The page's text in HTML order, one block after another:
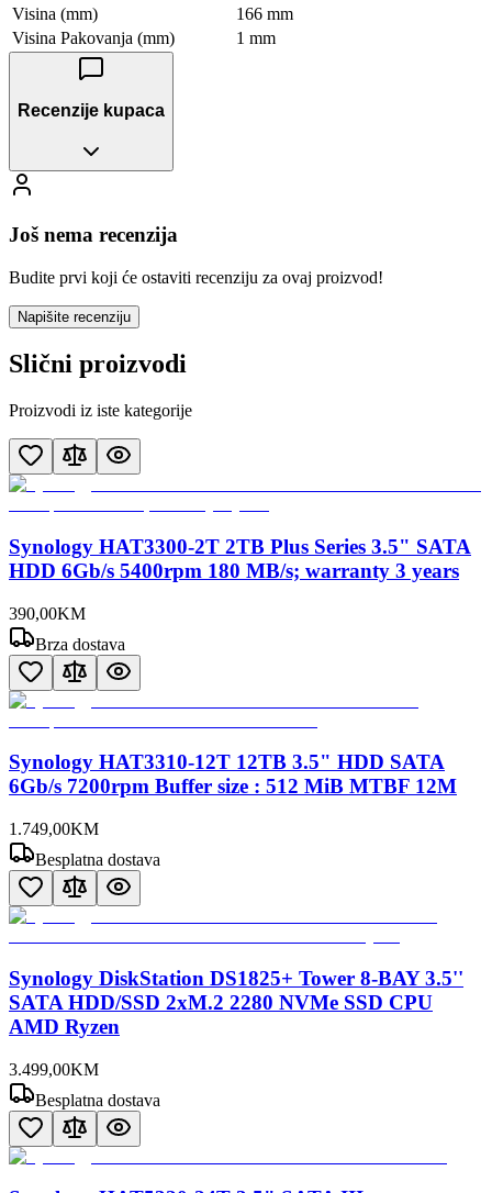
Visina (mm)
166 mm
Visina Pakovanja (mm)
1 mm
Recenzije kupaca
Još nema recenzija
Budite prvi koji će ostaviti recenziju za ovaj proizvod!
Napišite recenziju
Slični proizvodi
Proizvodi iz iste kategorije
Synology HAT3300-2T 2TB Plus Series 3.5" SATA
HDD 6Gb/s 5400rpm 180 MB/s; warranty 3 years
390,00KM
Brza dostava
Synology HAT3310-12T 12TB 3.5" HDD SATA
6Gb/s 7200rpm Buffer size : 512 MiB MTBF 12M
1.749,00KM
Besplatna dostava
Synology DiskStation DS1825+ Tower 8-BAY 3.5''
SATA HDD/SSD 2xM.2 2280 NVMe SSD CPU
AMD Ryzen
3.499,00KM
Besplatna dostava